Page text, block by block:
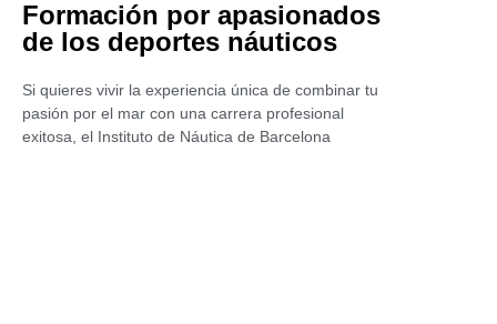
Formación por apasionados
de los deportes náuticos
Si quieres vivir la experiencia única de combinar tu
pasión por el mar con una carrera profesional
exitosa, el Instituto de Náutica de Barcelona